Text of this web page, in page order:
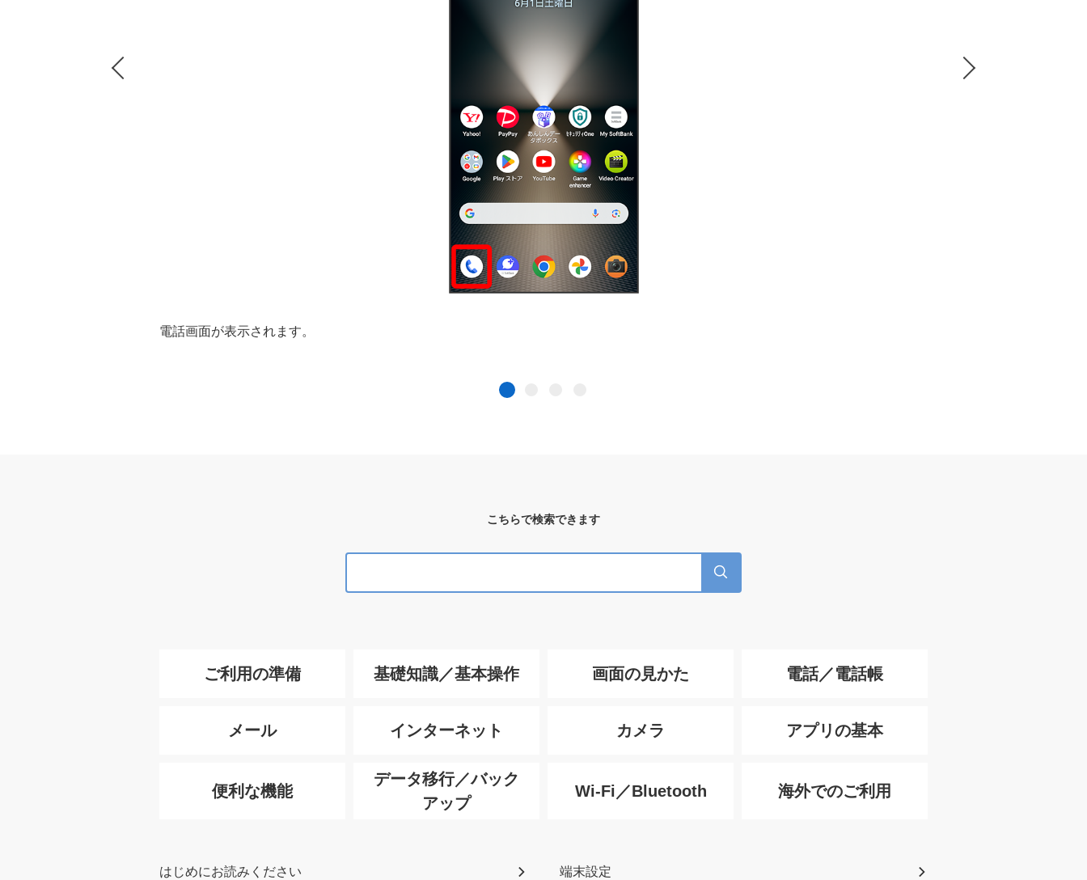
電話画面が表示されます。
こちらで検索できます
ご利用の準備 基礎知識／基本操作 画面の見かた 電話／電話帳
メール インターネット カメラ アプリの基本
便利な機能
データ移行／バック
アップ
Wi-Fi／Bluetooth 海外でのご利用
はじめにお読みください 端末設定